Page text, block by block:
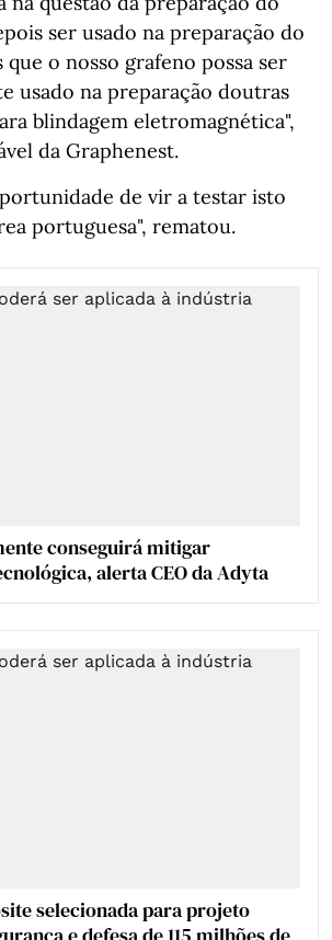
ser usado na preparação do
o nosso grafeno possa ser
usado na preparação doutras
blindagem eletromagnética",
da Graphenest.
de vir a testar isto
portuguesa", rematou.
conseguirá mitigar
alerta CEO da Adyta
selecionada para projeto